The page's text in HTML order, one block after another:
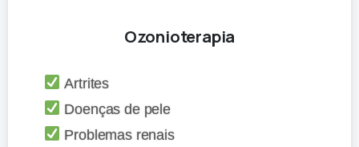
Ozonioterapia
Artrites
Doenças de pele
Problemas renais